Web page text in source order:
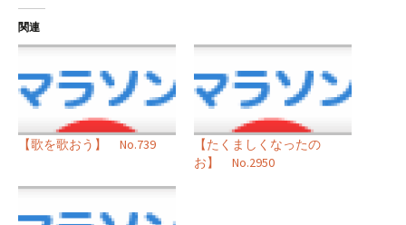
関連
【歌を歌おう】 No.739
【たくましくなったの
お】 No.2950